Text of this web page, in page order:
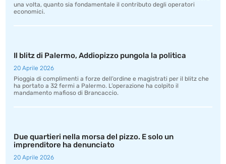
una volta, quanto sia fondamentale il contributo degli operatori
economici.
Il blitz di Palermo, Addiopizzo pungola la politica
20 Aprile 2026
Pioggia di complimenti a forze dell’ordine e magistrati per il blitz che
ha portato a 32 fermi a Palermo. L’operazione ha colpito il
mandamento mafioso di Brancaccio.
Due quartieri nella morsa del pizzo. E solo un
imprenditore ha denunciato
20 Aprile 2026